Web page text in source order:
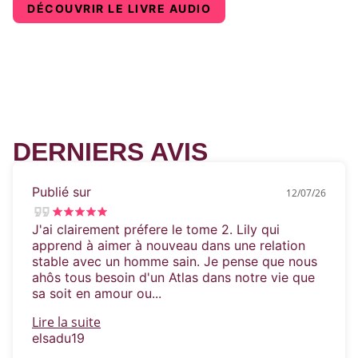
DÉCOUVRIR LE LIVRE AUDIO
DERNIERS AVIS
Publié sur 12/07/26
J'ai clairement préfere le tome 2. Lily qui
apprend à aimer à nouveau dans une relation
stable avec un homme sain. Je pense que nous
ahôs tous besoin d'un Atlas dans notre vie que
sa soit en amour ou...
Lire la suite
elsadu19